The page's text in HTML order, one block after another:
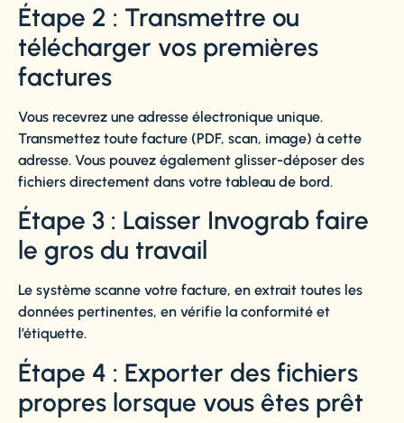
Étape 2 : Transmettre ou
télécharger vos premières
factures
Vous recevrez une adresse électronique unique.
Transmettez toute facture (PDF, scan, image) à cette
adresse. Vous pouvez également glisser-déposer des
fichiers directement dans votre tableau de bord.
Étape 3 : Laisser Invograb faire
le gros du travail
Le système scanne votre facture, en extrait toutes les
données pertinentes, en vérifie la conformité et
l’étiquette.
Étape 4 : Exporter des fichiers
propres lorsque vous êtes prêt